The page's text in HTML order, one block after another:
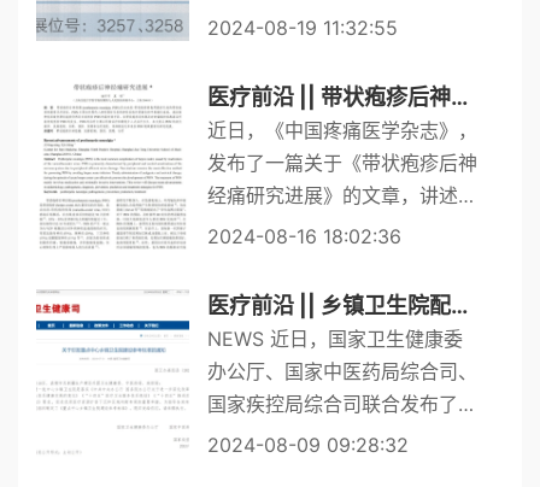
8日-8月30日📍 地点：西安国
2024-08-19 11:32:55
医疗前沿 || 带状疱疹后神经痛研究进展！体外冲击波疗法带来新希望
近日，《中国疼痛医学杂志》，
发布了一篇关于《带状疱疹后神
经痛研究进展》的文章，讲述了
关于带状疱疹后神经痛发病风险
防和预测、镇痛方案等内容。作
为新兴的镇痛治疗方案，体外冲
击...
2024-08-16 18:02:36
医疗前沿 || 乡镇卫生院配置医疗设备名单
NEWS 近日，国家卫生健康委
办公厅、国家中医药局综合司、
国家疾控局综合司联合发布了
《重点中心乡镇卫生院建设参考
2024-08-09 09:28:32